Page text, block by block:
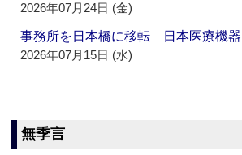
2026年07月24日 (金)
事務所を日本橋に移転 日本医療機
2026年07月15日 (水)
無季言